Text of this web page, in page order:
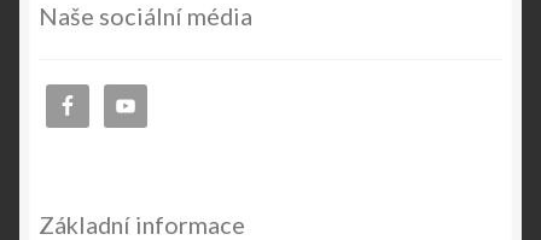
Naše sociální média
Základní informace